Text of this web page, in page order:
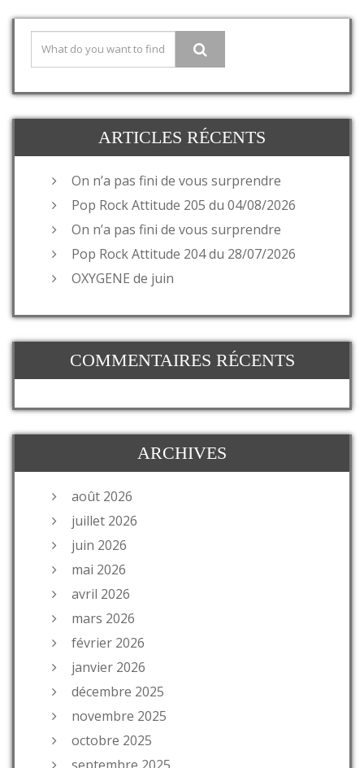
ARTICLES RÉCENTS
On n’a pas fini de vous surprendre
Pop Rock Attitude 205 du 04/08/2026
On n’a pas fini de vous surprendre
Pop Rock Attitude 204 du 28/07/2026
OXYGENE de juin
COMMENTAIRES RÉCENTS
ARCHIVES
août 2026
juillet 2026
juin 2026
mai 2026
avril 2026
mars 2026
février 2026
janvier 2026
décembre 2025
novembre 2025
octobre 2025